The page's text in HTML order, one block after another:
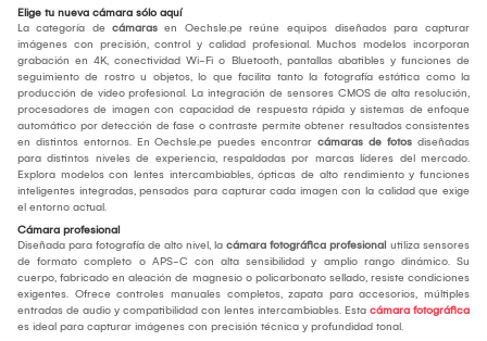
Elige tu nueva cámara sólo aquí
La categoría de cámaras en Oechsle.pe reúne equipos diseñados para capturar
imágenes con precisión, control y calidad profesional. Muchos modelos incorporan
grabación en 4K, conectividad Wi-Fi o Bluetooth, pantallas abatibles y funciones de
seguimiento de rostro u objetos, lo que facilita tanto la fotografía estática como la
producción de video profesional. La integración de sensores CMOS de alta resolución,
procesadores de imagen con capacidad de respuesta rápida y sistemas de enfoque
automático por detección de fase o contraste permite obtener resultados consistentes
en distintos entornos. En Oechsle.pe puedes encontrar cámaras de fotos diseñadas
para distintos niveles de experiencia, respaldadas por marcas líderes del mercado.
Explora modelos con lentes intercambiables, ópticas de alto rendimiento y funciones
inteligentes integradas, pensados para capturar cada imagen con la calidad que exige
el entorno actual.
Cámara profesional
Diseñada para fotografía de alto nivel, la cámara fotográfica profesional utiliza sensores
de formato completo o APS-C con alta sensibilidad y amplio rango dinámico. Su
cuerpo, fabricado en aleación de magnesio o policarbonato sellado, resiste condiciones
exigentes. Ofrece controles manuales completos, zapata para accesorios, múltiples
entradas de audio y compatibilidad con lentes intercambiables. Esta cámara fotográfica
es ideal para capturar imágenes con precisión técnica y profundidad tonal.